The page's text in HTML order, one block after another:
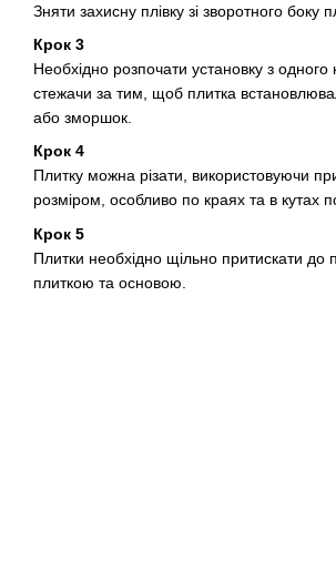
Зняти захисну плівку зі зворотного
Крок 3
Необхідно розпочати установку з одного
стежачи за тим, щоб плитка
або зморшок.
Крок 4
Плитку можна різати, використовуючи
розміром, особливо по краях та в кутах
Крок 5
Плитки необхідно щільно притискати
плиткою та основою.